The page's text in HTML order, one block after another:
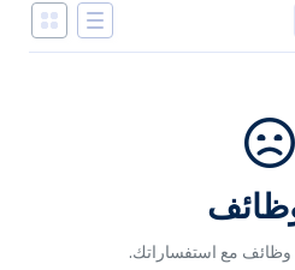
وظائف مع استفساراتك.